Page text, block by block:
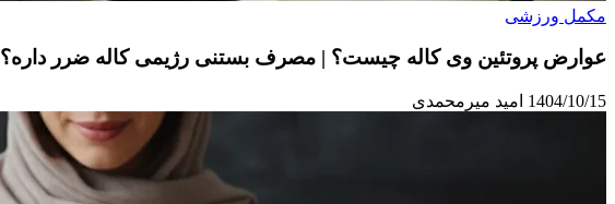
مکمل ورزشی
عوارض پروتئین وی کاله چیست؟ | مصرف بستنی رژیمی کاله ضرر داره؟
1404/10/15 امید میرمحمدی